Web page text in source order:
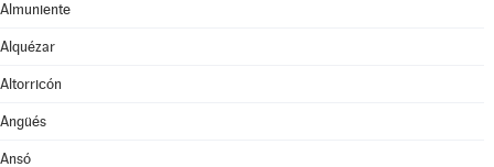
Almuniente
Alquézar
Altorricón
Angüés
Ansó